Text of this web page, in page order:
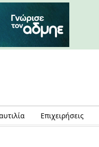
Επιχειρήσεις